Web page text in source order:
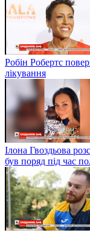
Робін Робертс
лікування
Ілона Гвоздьова
був поряд під час